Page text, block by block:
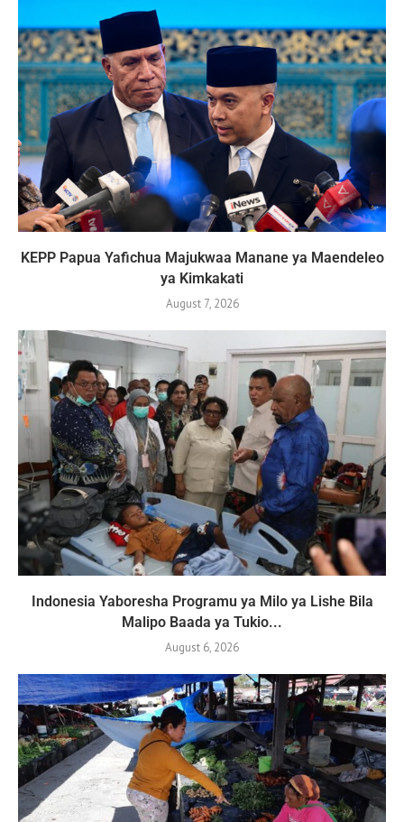
KEPP Papua Yafichua Majukwaa Manane ya Maendeleo
ya Kimkakati
August 7, 2026
Indonesia Yaboresha Programu ya Milo ya Lishe Bila
Malipo Baada ya Tukio...
August 6, 2026